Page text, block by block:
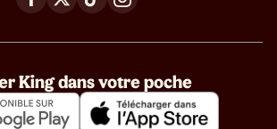
King dans votre poche